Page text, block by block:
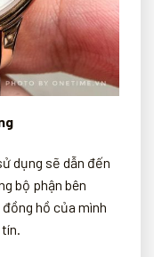
dụng sẽ dẫn đến
bộ phận bên
hồ của mình